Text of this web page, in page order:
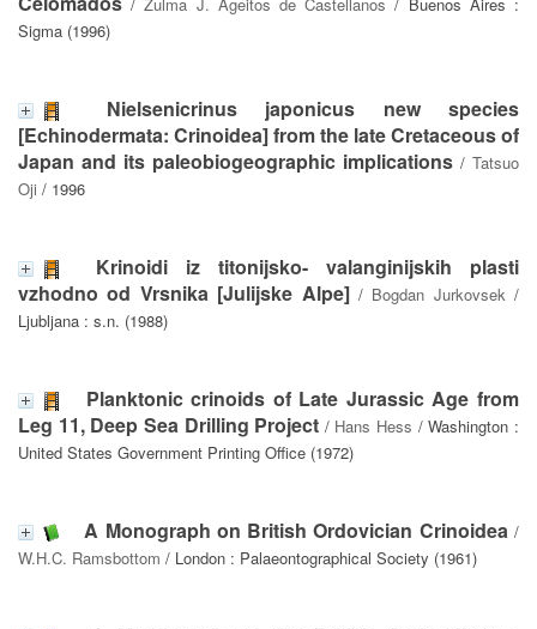
Sigma (1996)
Nielsenicrinus japonicus new species
[Echinodermata: Crinoidea] from the late Cretaceous of
Japan and its paleobiogeographic implications / Tatsuo
Oji / 1996
Krinoidi iz titonijsko- valanginijskih plasti
vzhodno od Vrsnika [Julijske Alpe]/ Bogdan Jurkovsek/
Ljubljana : s.n. (1988)
Planktonic crinoids of Late Jurassic Age from
Leg 11, Deep Sea Drilling Project / Hans Hess / Washington :
United States Government Printing Office (1972)
A Monograph on British Ordovician Crinoidea/
W.H.C. Ramsbottom / London : Palaeontographical Society (1961)